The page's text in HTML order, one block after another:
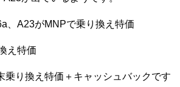
、A23がMNPで乗り換え特価
え特価
乗り換え特価＋キャッシュバックです